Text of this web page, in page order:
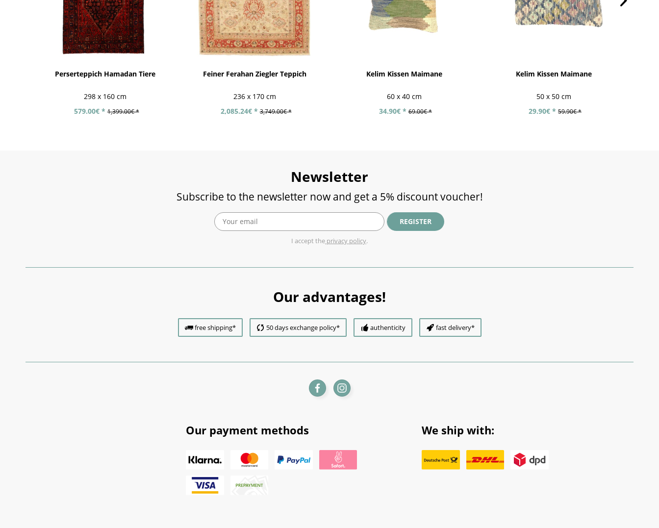
Perserteppich Hamadan Tiere
298 x 160 cm
579.00€ * 1,399.00€ *
Feiner Ferahan Ziegler Teppich
236 x 170 cm
2,085.24€ * 3,749.00€ *
Kelim Kissen Maimane
60 x 40 cm
34.90€ * 69.00€ *
Kelim Kissen Maimane
50 x 50 cm
29.90€ * 59.90€ *
Newsletter
Subscribe to the newsletter now and get a 5% discount voucher!
REGISTER
I accept the privacy policy.
Our advantages!
free shipping* 50 days exchange policy* authenticity fast delivery*
Our payment methods We ship with: